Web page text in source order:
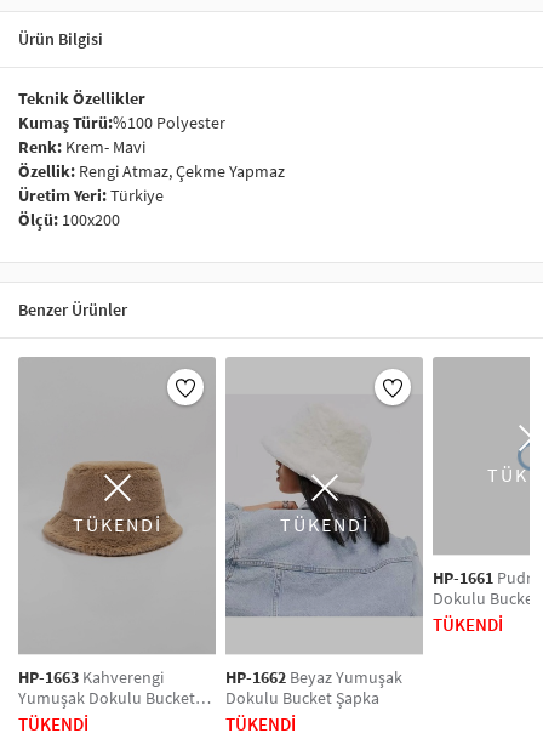
Ürün Bilgisi
Teknik Özellikler
Kumaş Türü:%100 Polyester
Renk: Krem- Mavi
Özellik: Rengi Atmaz, Çekme Yapmaz
Üretim Yeri:Türkiye
Ölçü: 100x200
Benzer Ürünler
TÜKENDİ
HP-1663 Kahverengi
Yumuşak Dokulu Bucket
Şapka
TÜKENDİ
TÜKENDİ
HP-1662 Beyaz Yumuşak
Dokulu Bucket Şapka
TÜKENDİ
HP-1661
Dokulu Bucket
TÜKENDİ